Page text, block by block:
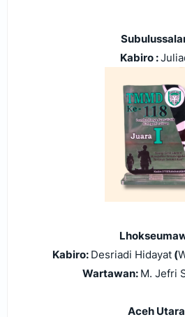
Kabiro :
Kabiro: Desriadi Hidayat(
Wartawan: M. Jefri
Aceh Utara